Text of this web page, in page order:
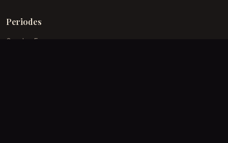
Periodes
Gouden Eeuw